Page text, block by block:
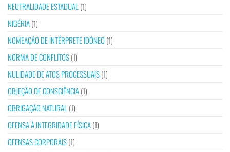
NEUTRALIDADE ESTADUAL (1)
NIGÉRIA(1)
NOMEAÇÃO DE INTÉRPRETE IDÓNEO (1)
NORMA DE CONFLITOS(1)
NULIDADE DE ATOS PROCESSUAIS(1)
OBJEÇÃO DE CONSCIÊNCIA(1)
OBRIGAÇÃO NATURAL (1)
OFENSA À INTEGRIDADE FÍSICA(1)
OFENSAS CORPORAIS(1)